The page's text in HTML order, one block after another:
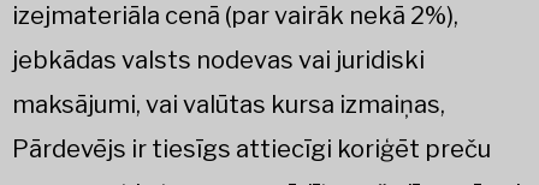
izejmateriāla cenā (par vairāk nekā 2%),
jebkādas valsts nodevas vai juridiski
maksājumi, vai valūtas kursa izmaiņas,
Pārdevējs ir tiesīgs attiecīgi koriģēt preču